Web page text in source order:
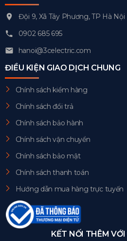
Đội 9, Xã Tây Phương, TP Hà Nội
0902 685 695
hanoi@3celectric.com
ĐIỀU KIỆN GIAO DỊCH CHUNG
Chính sách kiểm hàng
Chính sách đổi trả
Chính sách bảo hành
Chính sách vận chuyển
Chính sách bảo mật
Chính sách thanh toán
Hướng dẫn mua hàng trực tuyến
KẾT NỐI THÊM